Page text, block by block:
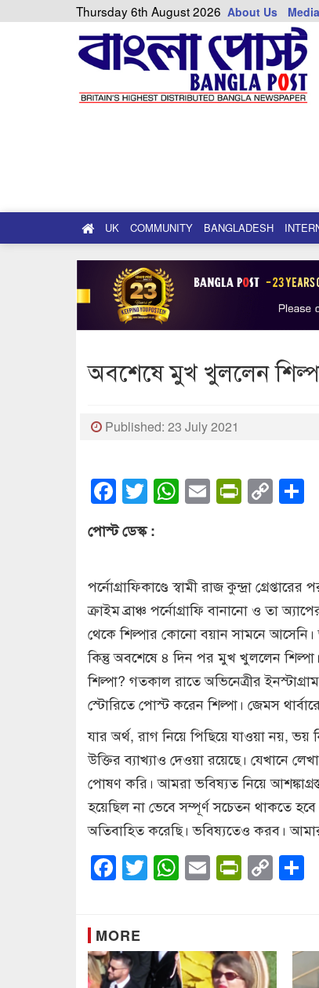
Thursday 6th August 2026 About Us
UK COMMUNITY BANGLADESH
অবশেষে মুখ খুললেন
Published: 23 July 2021
Facebook
Twitter
WhatsApp
EmailCopy
Link
পোস্ট ডেস্ক :
পর্নোগ্রাফিকাণ্ডে স্বামী রাজ কুন্দ্রা
ক্রাইম ব্রাঞ্চ পর্নোগ্রাফি বানানো ও তা
থেকে শিল্পার কোনো বয়ান সামনে আসেনি।
কিন্তু অবশেষে ৪ দিন পর মুখ খুললেন
শিল্পা? গতকাল রাতে অভিনেত্রীর
স্টোরিতে পোস্ট করেন শিল্পা। জেমস
যার অর্থ, রাগ নিয়ে পিছিয়ে যাওয়া নয়,
উক্তির ব্যাখ্যাও দেওয়া রয়েছে। যেখানে
পোষণ করি। আমরা ভবিষ্যত নিয়ে
হয়েছিল না ভেবে সম্পূর্ণ সচেতন থাকতে
অতিবাহিত করেছি। ভবিষ্যতেও করব।
Facebook
Twitter
WhatsApp
EmailCopy
Link
MORE